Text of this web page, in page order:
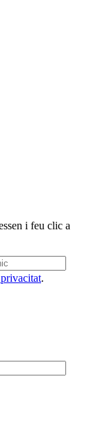
i feu clic a
.